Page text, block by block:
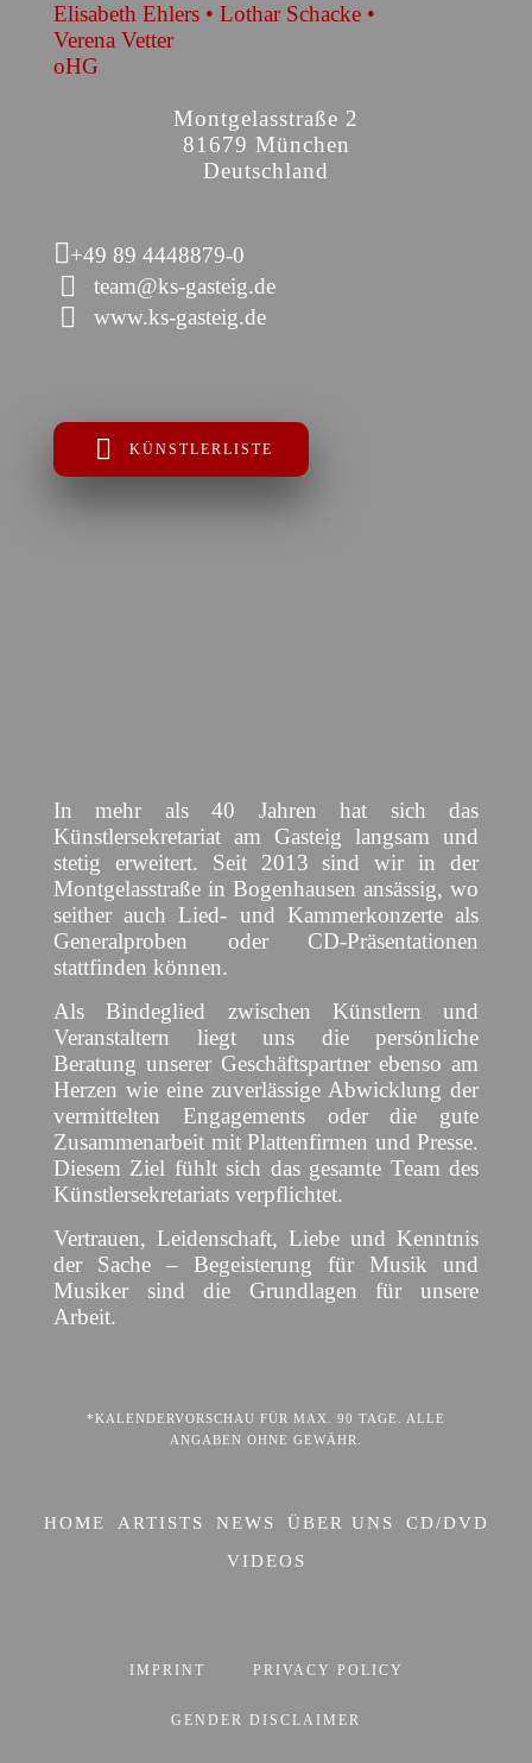
Elisabeth Ehlers • Lothar Schacke •
Verena Vetter
oHG
Montgelasstraße 2
81679 München
Deutschland
+49 89 4448879-0
team@ks-gasteig.de
www.ks-gasteig.de
KÜNSTLERLISTE
In mehr als 40 Jahren hat sich das
Künstlersekretariat am Gasteig langsam und
stetig erweitert. Seit 2013 sind wir in der
Montgelasstraße in Bogenhausen ansässig, wo
seither auch Lied- und Kammerkonzerte als
Generalproben oder CD-Präsentationen
stattfinden können.
Als Bindeglied zwischen Künstlern und
Veranstaltern liegt uns die persönliche
Beratung unserer Geschäftspartner ebenso am
Herzen wie eine zuverlässige Abwicklung der
vermittelten Engagements oder die gute
Zusammenarbeit mit Plattenfirmen und Presse.
Diesem Ziel fühlt sich das gesamte Team des
Künstlersekretariats verpflichtet.
Vertrauen, Leidenschaft, Liebe und Kenntnis
der Sache – Begeisterung für Musik und
Musiker sind die Grundlagen für unsere
Arbeit.
*KALENDERVORSCHAU FÜR MAX. 90 TAGE. ALLE
ANGABEN OHNE GEWÄHR.
HOME ARTISTS NEWS ÜBER UNS
CD/DVD
VIDEOS
IMPRINT PRIVACY POLICY
GENDER DISCLAIMER